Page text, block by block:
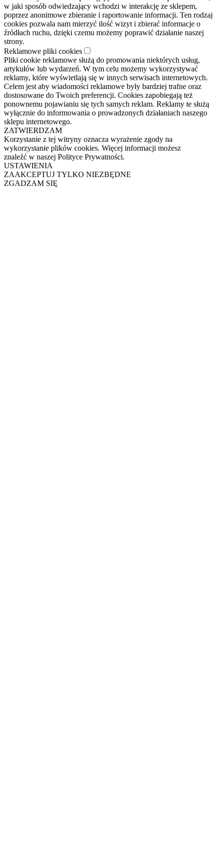
w jaki sposób odwiedzający wchodzi w interakcję ze sklepem,
poprzez anonimowe zbieranie i raportowanie informacji. Ten rodzaj
cookies pozwala nam mierzyć ilość wizyt i zbierać informacje o
źródłach ruchu, dzięki czemu możemy poprawić działanie naszej
strony.
Reklamowe pliki cookies
Pliki cookie reklamowe służą do promowania niektórych usług,
artykułów lub wydarzeń. W tym celu możemy wykorzystywać
reklamy, które wyświetlają się w innych serwisach internetowych.
Celem jest aby wiadomości reklamowe były bardziej trafne oraz
dostosowane do Twoich preferencji. Cookies zapobiegają też
ponownemu pojawianiu się tych samych reklam. Reklamy te służą
wyłącznie do informowania o prowadzonych działaniach naszego
sklepu internetowego.
ZATWIERDZAM
Korzystanie z tej witryny oznacza wyrażenie zgody na
wykorzystanie plików cookies. Więcej informacji możesz
znaleźć w naszej Polityce Prywatności.
USTAWIENIA
ZAAKCEPTUJ TYLKO NIEZBĘDNE
ZGADZAM SIĘ